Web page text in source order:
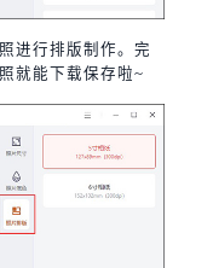
进行排版制作。完
就能下载保存啦~